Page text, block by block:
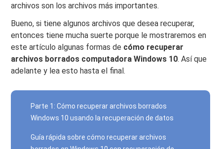
archivos son los archivos más importantes.
Bueno, si tiene algunos archivos que desea recuperar,
entonces tiene mucha suerte porque le mostraremos en
este artículo algunas formas de cómo recuperar
archivos borrados computadora Windows 10. Así que
adelante y lea esto hasta el final.
Parte 1: Cómo recuperar archivos borrados
Windows 10 usando la recuperación de datos
Guía rápida sobre cómo recuperar archivos